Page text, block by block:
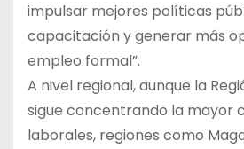
impulsar mejores políticas
capacitación y generar más
empleo formal”.
A nivel regional, aunque la
sigue concentrando la mayor
laborales, regiones como